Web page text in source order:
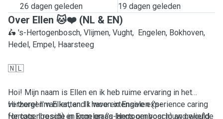
26 dagen geleden 19 dagen geleden
Over Ellen 🐱❤️ (NL & EN)
🛵 's-Hertogenbosch, Vlijmen, Vught, Engelen, Bokhoven,
Hedel, Empel, Haarsteeg
🇳🇱
Hoi! Mijn naam is Ellen en ik heb ruime ervaring in het
verzorgen van katten. Ik woon in Engelen ('s-
Hertogenbosch) en kom graag langs om voor jouw geliefde
Hi there! I'm Ellen, and I have extensive experience caring
for cats. I reside in Engelen ('s-Hertogenbosch) and would